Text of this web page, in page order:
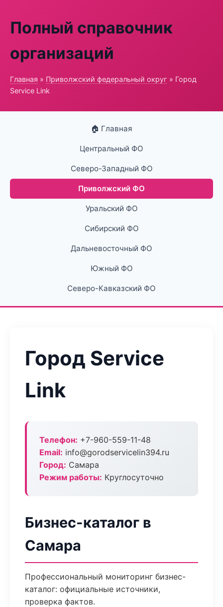
Полный справочник
организаций
Главная » Приволжский федеральный округ » Город
Service Link
🏠 Главная
Центральный ФО
Северо-Западный ФО
Приволжский ФО
Уральский ФО
Сибирский ФО
Дальневосточный ФО
Южный ФО
Северо-Кавказский ФО
Город Service
Link
Телефон: +7-960-559-11-48
Email: info@gorodservicelin394.ru
Город: Самара
Режим работы: Круглосуточно
Бизнес-каталог в
Самара
Профессиональный мониторинг бизнес-
каталог: официальные источники,
проверка фактов.